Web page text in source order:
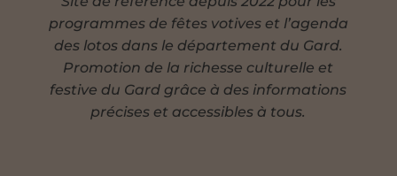
programmes de fêtes votives et l’agenda
des lotos dans le département du Gard.
Promotion de la richesse culturelle et
festive du Gard grâce à des informations
précises et accessibles à tous.